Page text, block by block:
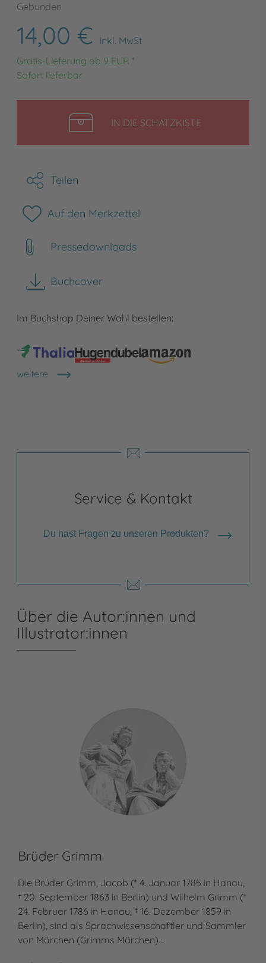
Gebunden
14,00 €
inkl. MwSt
Gratis-Lieferung ab 9 EUR *
Sofort lieferbar
IN DIE SCHATZKISTELEGEN
Teilen
Auf den Merkzettel
Pressedownloads
Buchcover
herunterladen
Im Buchshop Deiner Wahl bestellen:
weitere
Shops anzeigen
Service & Kontakt
Du hast Fragen zu unseren Produkten?
Über die Autor:innen und
Illustrator:innen
Brüder Grimm
Die Brüder Grimm, Jacob (* 4. Januar 1785 in Hanau,
† 20. September 1863 in Berlin) und Wilhelm Grimm (*
24. Februar 1786 in Hanau, † 16. Dezember 1859 in
Berlin), sind als Sprachwissenschaftler und Sammler
von Märchen (Grimms Märchen)…